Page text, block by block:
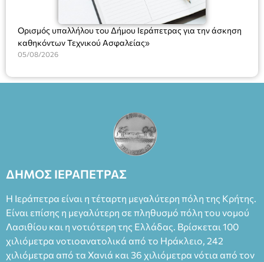
Ορισμός υπαλλήλου του Δήμου Ιεράπετρας για την άσκηση
καθηκόντων Τεχνικού Ασφαλείας»
05/08/2026
ΔΗΜΟΣ ΙΕΡΑΠΕΤΡΑΣ
Η Ιεράπετρα είναι η τέταρτη μεγαλύτερη πόλη της Κρήτης.
Είναι επίσης η μεγαλύτερη σε πληθυσμό πόλη του νομού
Λασιθίου και η νοτιότερη της Ελλάδας. Βρίσκεται 100
χιλιόμετρα νοτιοανατολικά από το Ηράκλειο, 242
χιλιόμετρα από τα Χανιά και 36 χιλιόμετρα νότια από τον